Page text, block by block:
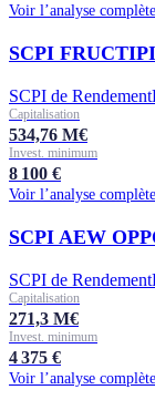
Voir l’analyse
SCPI
SCPI de Rendement
Capitalisation
534,76 M€
Invest. minimum
8 100 €
Voir l’analyse
SCPI AEW
SCPI de Rendement
Capitalisation
271,3 M€
Invest. minimum
4 375 €
Voir l’analyse